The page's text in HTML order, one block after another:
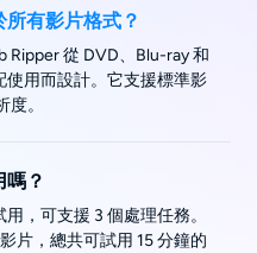
有影片格式？
Ripper 從 DVD、Blu-ray 和
用而設計。它支援標準影
。
？
，可支援 3 個處理任務。
片，總共可試用 15 分鐘的